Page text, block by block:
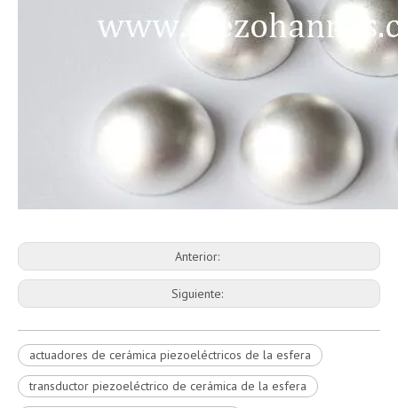
Anterior:
Siguiente:
actuadores de cerámica piezoeléctricos de la esfera
transductor piezoeléctrico de cerámica de la esfera